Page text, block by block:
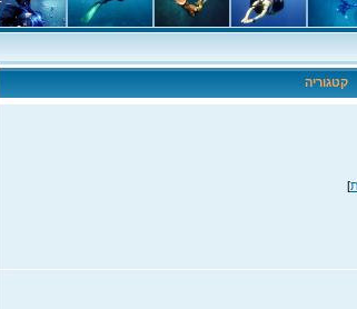
קטגוריה
]